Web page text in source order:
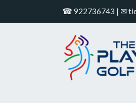
☎ 922736743 | ✉